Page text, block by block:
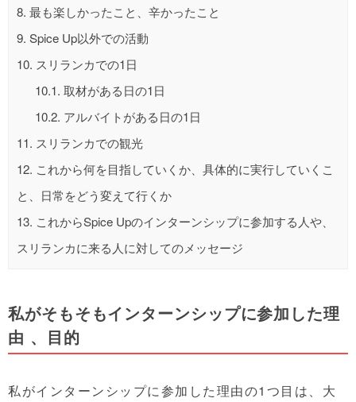
8. 最も楽しかったこと、辛かったこと
9. Spice Up以外での活動
10. スリランカでの1日
10.1. 取材がある日の1日
10.2. アルバイトがある日の1日
11. スリランカでの観光
12. これから何を目指していくか、具体的に実行していくこ
と、日常をどう変えて行くか
13. これからSpice Upのインターンシップに参加する人や、
スリランカに来る人に対してのメッセージ
私がそもそもインターンシップに参加した理
由 、目的
私がインターンシップに参加した理由の1つ目は、大